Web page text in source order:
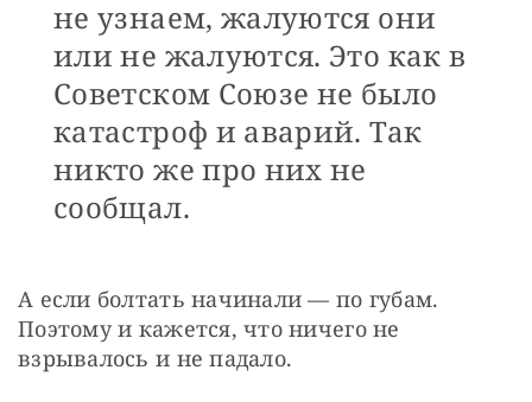
не узнаем, жалуются они
или не жалуются. Это как в
Советском Союзе не было
катастроф и аварий. Так
никто же про них не
сообщал.
А если болтать начинали — по губам.
Поэтому и кажется, что ничего не
взрывалось и не падало.